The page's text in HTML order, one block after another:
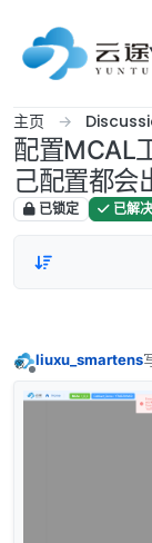
主页
配置MCAL
己配置都会
已锁定 已解决
liuxu_smartens